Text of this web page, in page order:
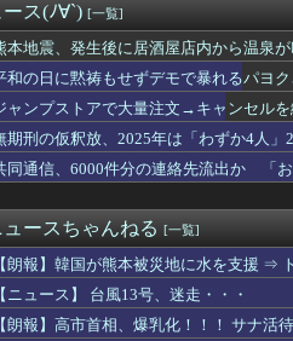
ドール」の事故率高すぎて草
ントが優勝のために緊急補強した先発投
of Reincarnationは皆様からのご意見を真
もせずデモで暴れるパヨクさんたち
ンガが死ぬとかいうアホな考察
、7回1失点wwwwwwwwwww
ん、最高すぎる水着姿を公開して話題
ん、大学の教育現場をめちゃくちゃ
る直前に別れた元彼女と子供の保育園
のアニメどう思う？【海外の反応】
発言で大炎上「当時は浸透してなかっ
ター6の新キャラ、エロ可愛くてメロ
人民、中国人民と連帯して戦おー！悪
さん「VIVANT（ヴィヴァント）」
ス(ﾉ∀`) [一覧]
本地震、発生後に居酒屋店内から温泉
和の日に黙祷もせずデモで暴れるパヨ
ャンプストアで大量注文→キャンセル
期刑の仮釈放、2025年は「わずか4人
同通信、6000件分の連絡先流出か 「
ースちゃんねる [一覧]
【朗報】韓国が熊本被災地に水を支援 ⇒
【ニュース】 台風13号、迷走・・・
【朗報】高市首相、爆乳化！！！ サナ活